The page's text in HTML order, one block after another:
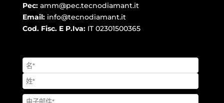
Pec: amm@pec.tecnodiamant.it
Email: info@tecnodiamant.it
Cod. Fisc. E P.Iva:IT 02301500365